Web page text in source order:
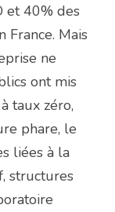
et 40% des
France. Mais
ne
ont mis
taux zéro,
phare, le
liées à la
structures